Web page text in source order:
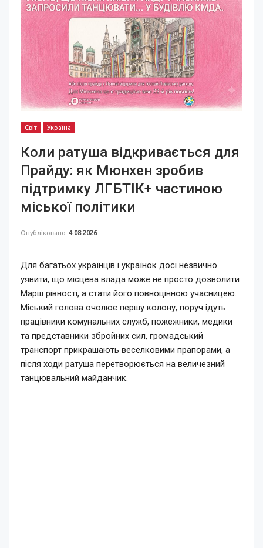
Світ Україна
Коли ратуша відкривається для
Прайду: як Мюнхен зробив
підтримку ЛГБТІК+ частиною
міської політики
Опубліковано 4.08.2026
Для багатьох українців і українок досі незвично
уявити, що місцева влада може не просто дозволити
Марш рівності, а стати його повноцінною учасницею.
Міський голова очолює першу колону, поруч ідуть
працівники комунальних служб, пожежники, медики
та представники збройних сил, громадський
транспорт прикрашають веселковими прапорами, а
після ходи ратуша перетворюється на величезний
танцювальний майданчик.